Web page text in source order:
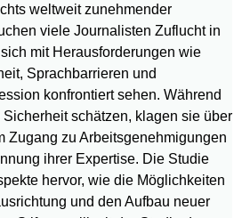
weltweit zunehmender
viele Journalisten Zuflucht in
mit Herausforderungen wie
Sprachbarrieren und
konfrontiert sehen. Während
schätzen, klagen sie über
Zugang zu Arbeitsgenehmigungen
ihrer Expertise. Die Studie
hervor, wie die Möglichkeiten
und den Aufbau neuer